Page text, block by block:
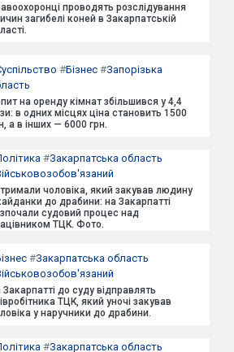
проводять розслідування
загибелі коней в Закарпатській
#Бізнес #Запорізька
на оренду кімнат збільшився у 4,4
в одних місцях ціна становить 1500
а в інших — 6000 грн.
#Закарпатська область
чоловіка, який закував людину
до драбини: на Закарпатті
судовий процес над
ТЦК. Фото.
#Закарпатська область
Закарпатті до суду відправлять
ТЦК, який уночі закував
у наручники до драбини.
#Закарпатська область